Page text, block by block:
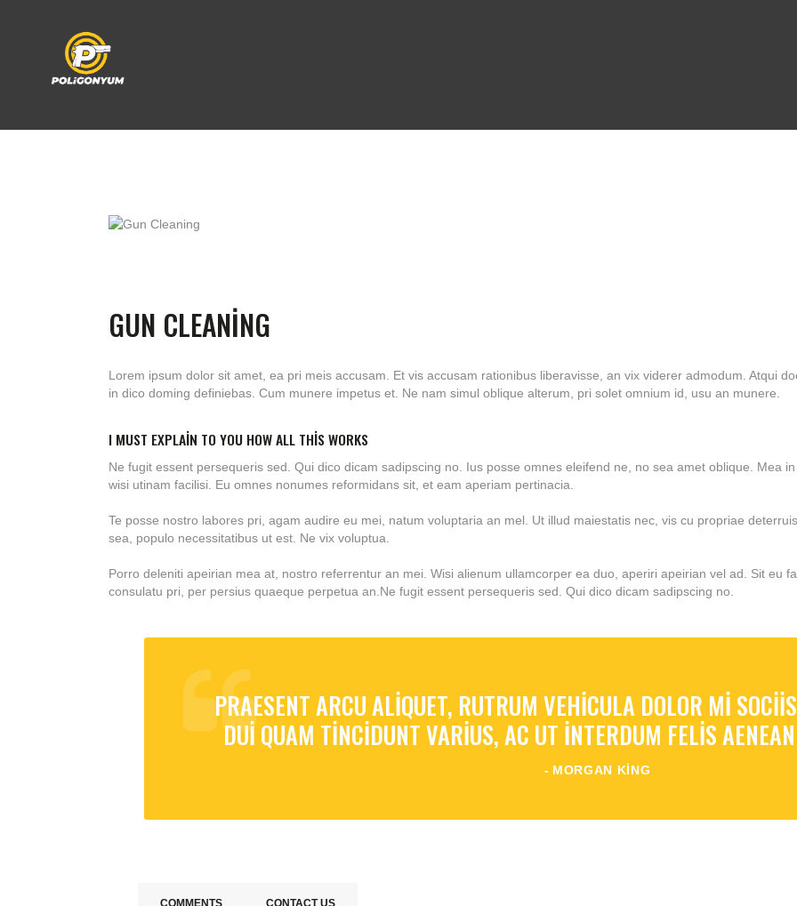
ENVANTERIMIZ
GUN CLEANING
Lorem ipsum dolor sit amet, ea pri meis accusam. Et vis accusam rationibus liberavisse, an vix viderer admodum. Atqui
in dico doming definiebas. Cum munere impetus et. Ne nam simul oblique alterum, pri solet omnium id, usu an munere.
I MUST EXPLAIN TO YOU HOW ALL THIS WORKS
Ne fugit essent persequeris sed. Qui dico dicam sadipscing no. Ius posse omnes eleifend ne, no sea amet oblique. Mea in
wisi utinam facilisi. Eu omnes nonumes reformidans sit, et eam aperiam pertinacia.
Te posse nostro labores pri, agam audire eu mei, natum voluptaria an mel. Ut illud maiestatis nec, vis cu propriae
sea, populo necessitatibus ut est. Ne vix voluptua.
Porro deleniti apeirian mea at, nostro referrentur an mei. Wisi alienum ullamcorper ea duo, aperiri apeirian vel ad. Sit eu
consulatu pri, per persius quaeque perpetua an.Ne fugit essent persequeris sed. Qui dico dicam sadipscing no.
PRAESENT ARCU ALIQUET, RUTRUM VEHICULA DOLOR MI
DUI QUAM TINCIDUNT VARIUS, AC UT INTERDUM FELIS
MORGAN KING
COMMENTS CONTACT US